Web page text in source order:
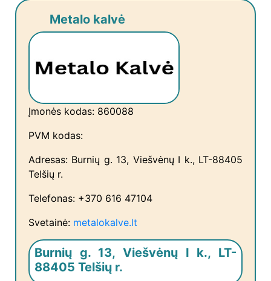
Metalo kalvė
Įmonės kodas: 860088
PVM kodas:
Adresas: Burnių g. 13, Viešvėnų I k., LT-88405
Telšių r.
Telefonas: +370 616 47104
Svetainė: metalokalve.lt
Burnių g. 13, Viešvėnų I k., LT-
88405 Telšių r.